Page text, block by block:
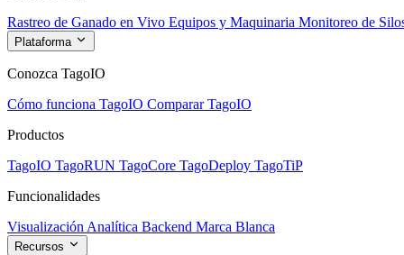
Rastreo de Ganado en Vivo Equipos y Maquinaria Monitoreo de
Plataforma
Conozca TagoIO
Cómo funciona TagoIO Comparar TagoIO
Productos
TagoIO TagoRUN TagoCore TagoDeploy TagoTiP
Funcionalidades
Visualización Analítica Backend Marca Blanca
Recursos